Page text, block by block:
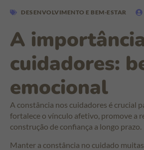
DESENVOLVIMENTO E BEM-ESTAR
A
cuidadores:
emocional
A constância nos cuidadores é crucial
fortalece o vínculo afetivo, promove a
construção de confiança a longo prazo.
Manter a constância no cuidado